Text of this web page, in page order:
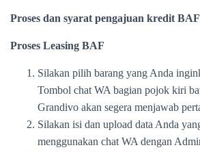
Proses dan syarat pengajuan kredit BAF
Proses Leasing BAF
Silakan pilih barang yang Anda
Tombol chat WA bagian pojok kiri
Grandivo akan segera menjawab
Silakan isi dan upload data Anda
menggunakan chat WA dengan